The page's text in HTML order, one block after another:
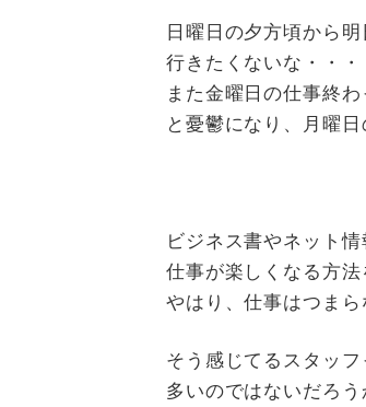
日曜日の夕方頃から明
行きたくないな・・・
また金曜日の仕事終
と憂鬱になり、月曜
ビジネス書やネット情
仕事が楽しくなる方法
やはり、仕事はつまら
そう感じてるスタッフ
多いのではないだろう